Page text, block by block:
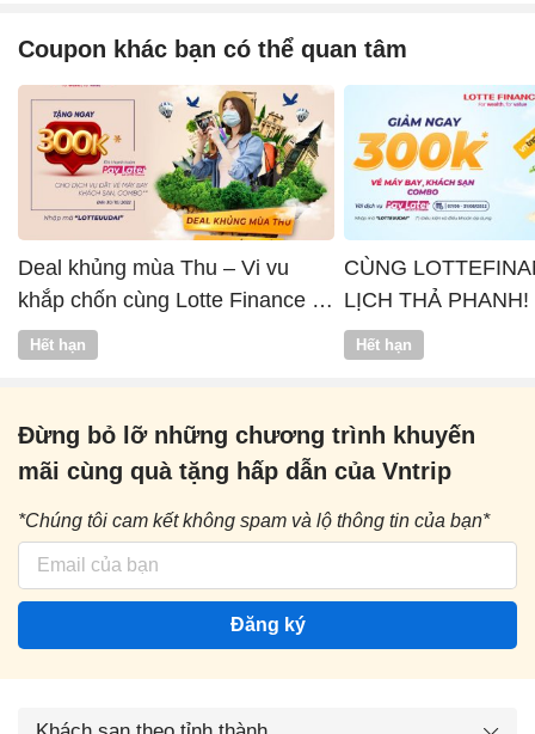
Coupon khác bạn có thể quan tâm
Deal khủng mùa Thu – Vi vu
khắp chốn cùng Lotte Finance x
Vntrip
Hết hạn
CÙNG
LỊCH THẢ PHANH!
Hết hạn
Đừng bỏ lỡ những chương trình khuyến
mãi cùng quà tặng hấp dẫn của Vntrip
*Chúng tôi cam kết không spam và lộ thông tin của bạn*
Đăng ký